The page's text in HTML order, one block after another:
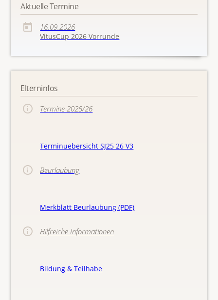
Aktuelle Termine
16.09.2026
VitusCup 2026 Vorrunde
Elterninfos
Termine 2025/26
Terminuebersicht SJ25 26 V3
Beurlaubung
Merkblatt Beurlaubung (PDF)
Hilfreiche Informationen
Bildung & Teilhabe